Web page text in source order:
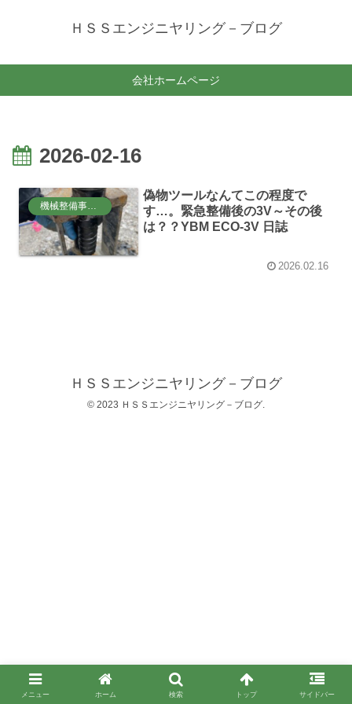
ＨＳＳエンジニヤリング－ブログ
会社ホームページ
2026-02-16
機械整備事業部
偽物ツールなんてこの程度で
す…。緊急整備後の3V～その後
は？？YBM ECO-3V 日誌
2026.02.16
ＨＳＳエンジニヤリング－ブログ
© 2023 ＨＳＳエンジニヤリング－ブログ.
メニュー ホーム 検索 トップ サイドバー